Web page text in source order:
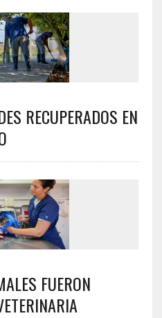
RECUPERADOS EN
FUERON